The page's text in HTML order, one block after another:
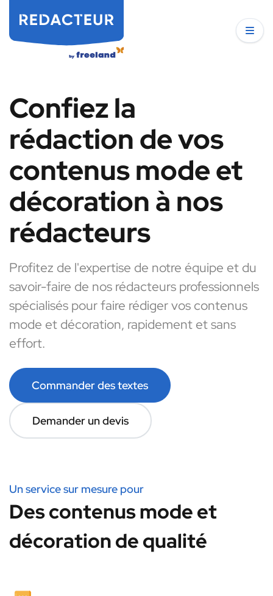
Confiez la
rédaction de vos
contenus mode et
décoration à nos
rédacteurs
Profitez de l'expertise de notre équipe et du
savoir-faire de nos rédacteurs professionnels
spécialisés pour faire rédiger vos contenus
mode et décoration, rapidement et sans
effort.
Commander des textes
Demander un devis
Un service sur mesure pour
Des contenus mode et
décoration de qualité